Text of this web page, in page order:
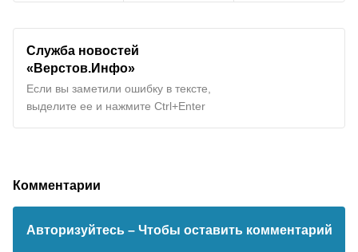
Служба новостей
«Верстов.Инфо»
Если вы заметили ошибку в тексте,
выделите ее и нажмите Ctrl+Enter
Комментарии
Авторизуйтесь – Чтобы оставить комментарий